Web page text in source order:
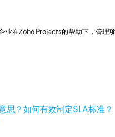
在Zoho Projects的帮助下，管理
思？如何有效制定SLA标准？